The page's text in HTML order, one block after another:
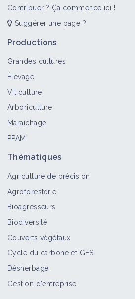
Contribuer ? Ça commence ici !
Suggérer une page ?
Productions
Grandes cultures
Élevage
Viticulture
Arboriculture
Maraîchage
PPAM
Thématiques
Agriculture de précision
Agroforesterie
Bioagresseurs
Biodiversité
Couverts végétaux
Cycle du carbone et GES
Désherbage
Gestion d'entreprise